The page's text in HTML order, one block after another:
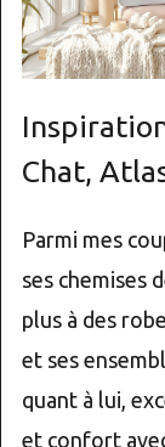
Chat,
Parmi mes
ses chemises
plus à des
et ses
quant à lui,
et confort